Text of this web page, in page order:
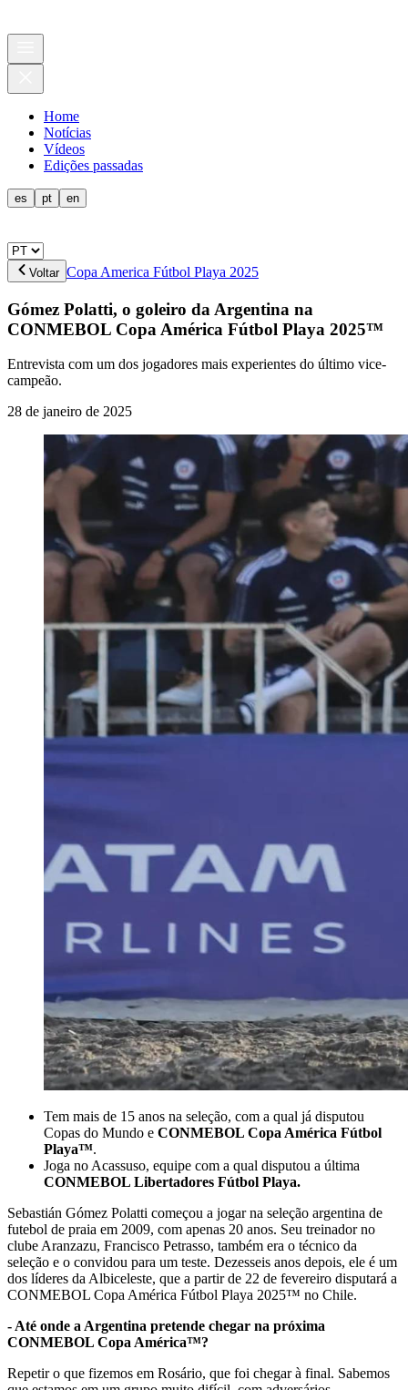
Home
Notícias
Vídeos
Edições passadas
es pt en
Voltar Copa America Fútbol Playa 2025
Gómez Polatti, o goleiro da Argentina na
CONMEBOL Copa América Fútbol Playa 2025™
Entrevista com um dos jogadores mais experientes do último vice-
campeão.
28 de janeiro de 2025
Tem mais de 15 anos na seleção, com a qual já disputou
Copas do Mundo e CONMEBOL Copa América Fútbol
Playa™.
Joga no Acassuso, equipe com a qual disputou a última
CONMEBOL Libertadores Fútbol Playa.
Sebastián Gómez Polatti começou a jogar na seleção argentina de
futebol de praia em 2009, com apenas 20 anos. Seu treinador no
clube Aranzazu, Francisco Petrasso, também era o técnico da
seleção e o convidou para um teste. Dezesseis anos depois, ele é um
dos líderes da Albiceleste, que a partir de 22 de fevereiro disputará a
CONMEBOL Copa América Fútbol Playa 2025™ no Chile.
- Até onde a Argentina pretende chegar na próxima
CONMEBOL Copa América™?
Repetir o que fizemos em Rosário, que foi chegar à final. Sabemos